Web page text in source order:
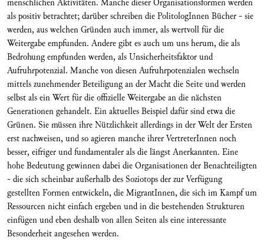
als positiv betrachtet; darüber schreiben die PolitologInnen Bücher - sie
werden, aus welchen Gründen auch immer, als wertvoll für die
Weitergabe empfunden. Andere gibt es auch um uns herum, die als
Bedrohung empfunden werden, als Unsicherheitsfaktor und
Aufruhrpotenzial. Manche von diesen Aufruhrpotenzialen wechseln
mittels zunehmender Beteiligung an der Macht die Seite und werden
selbst als ein Wert für die offizielle Weitergabe an die nächsten
Generationen gehandelt. Ein aktuelles Beispiel dafür sind etwa die
Grünen. Sie müssen ihre Nützlichkeit allerdings in der Welt der Ersten
erst nachweisen, und so agieren manche ihrer VertreterInnen noch
besser, eifriger und fundamentaler als die längst Anerkannten. Eine
hohe Bedeutung gewinnen dabei die Organisationen der Benachteiligten
- die sich scheinbar außerhalb des Soziotops der zur Verfügung
gestellten Formen entwickeln, die MigrantInnen, die sich im Kampf um
Ressourcen nicht einfach ergeben und in die bestehenden Strukturen
einfügen und eben deshalb von allen Seiten als eine interessante
Besonderheit angesehen werden.